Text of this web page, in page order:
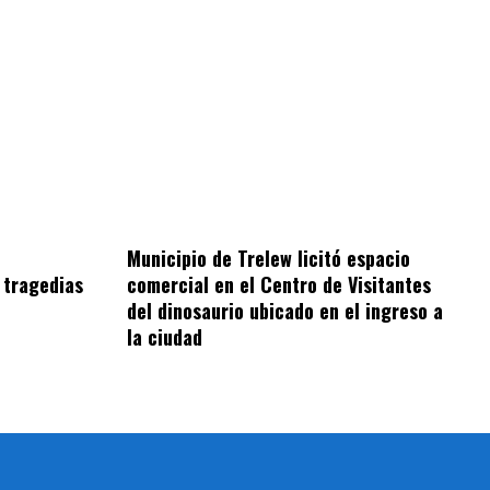
Municipio de Trelew licitó espacio
comercial en el Centro de Visitantes
del dinosaurio ubicado en el ingreso a
la ciudad